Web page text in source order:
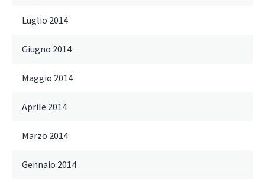
Luglio 2014
Giugno 2014
Maggio 2014
Aprile 2014
Marzo 2014
Gennaio 2014